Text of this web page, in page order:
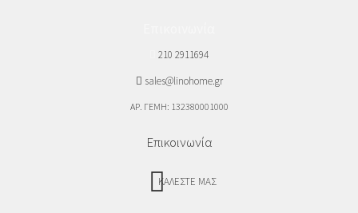
210 2911694
sales@linohome.gr
ΑΡ. ΓΕΜΗ: 132380001000
Επικοινωνία
ΚΑΛΕΣΤΕ ΜΑΣ